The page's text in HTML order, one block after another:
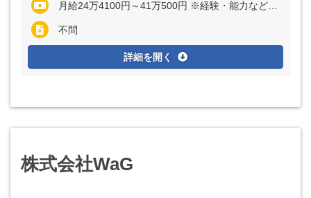
月給24万4100円～41万500円 ※経験・能力など考慮の上、決定いたします ※上記に固定残業代（月30時間分＝5万2900円～8万4500円）を含む ※超過分は別途全額支給
不問
詳細を開く
株式会社WaG